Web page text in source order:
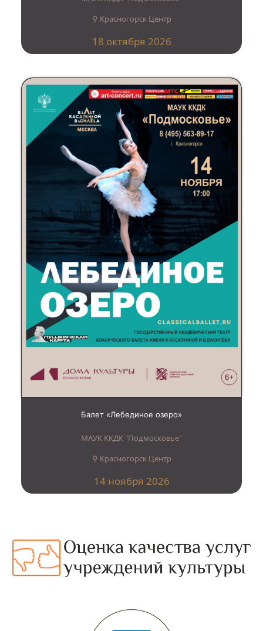
⚲ Красногорск Центр
18 октября 2026
Балет «Лебединое озеро»
МАУК ККДК "Подмосковье"
⚲ Красногорск Центр
14 ноября 2026